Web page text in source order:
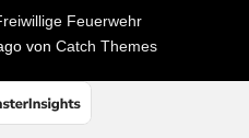
Feuerwehr
von Catch Themes